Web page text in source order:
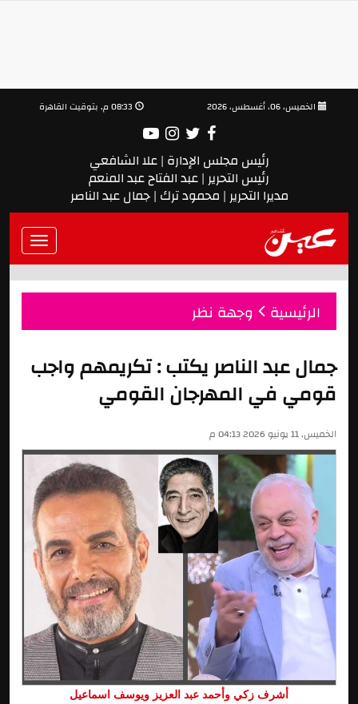
رئيس مجلس الإدارة | علا الشافعي
رئيس التحرير | عبد الفتاح عبد المنعم
مديرا التحرير | محمود ترك | جمال عبد الناصر
Toggle
الرئيسية وجهة نظر
جمال عبد الناصر يكتب : تكريمهم واجب
قومي في المهرجان القومي
الخميس, 11 يونيو 2026 04:13 م
أشرف زكي وأحمد عبد العزيز ويوسف اسماعيل